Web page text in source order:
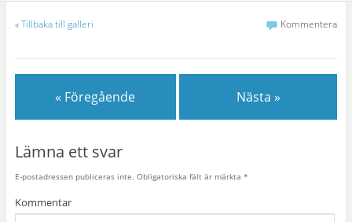
«Tillbaka till galleri Kommentera
« Föregående Nästa »
Lämna ett svar
E-postadressen publiceras inte. Obligatoriska fält är märkta *
Kommentar